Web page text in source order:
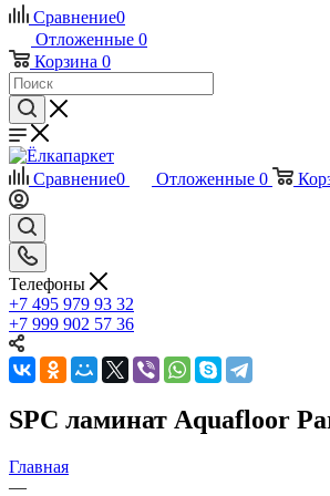
Сравнение0
Отложенные 0
Корзина 0
Сравнение0 Отложенные 0
Телефоны
+7 495 979 93 32
+7 999 902 57 36
SPC ламинат Aquafloor
Главная
—